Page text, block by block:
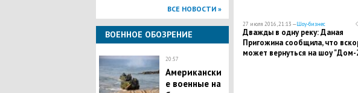
ВСЕ НОВОСТИ »
ВОЕННОЕ ОБОЗРЕНИЕ
20:57
Американски
е военные на
27 июля 2016, 21:13 —Шоу-бизнес
Дважды в одну реку: Даная
Пригожина сообщила, что
может вернуться на шоу "Дом-